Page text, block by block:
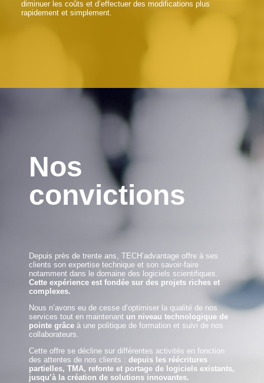
diminuer les coûts et d’effectuer des modifications plus
rapidement et simplement.
Nos
convictions
Depuis près de trente ans, TECH’advantage offre à ses
clients son expertise technique et son savoir-faire
notamment dans le domaine des logiciels scientifiques.
Cette expérience est fondée sur des projets riches et
complexes.
Nous n’avons eu de cesse d’optimiser la qualité de nos
services tout en maintenant un niveau technologique de
pointe grâce à une politique de formation et suivi de nos
collaborateurs.
Cette offre se décline sur différentes activités en fonction
des attentes de nos clients :depuis les réécritures
partielles, TMA, refonte et portage de logiciels existants,
jusqu’à la création de solutions innovantes.